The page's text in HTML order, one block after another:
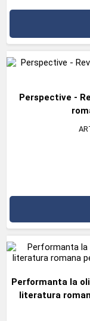
Perspective -
Performanta la
literatura